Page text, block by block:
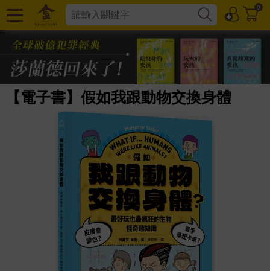
0
【電子書】假如我跟動物交換身體